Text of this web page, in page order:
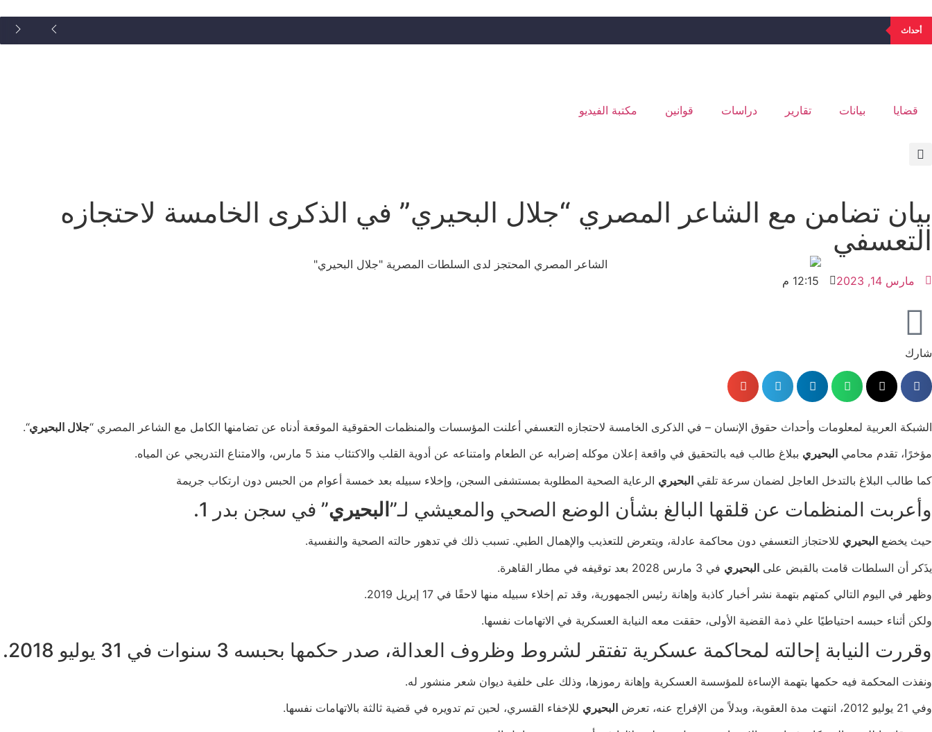
أحداث
قضايا بيانات تقارير دراسات قوانين مكتبة الفيديو
بيان تضامن مع الشاعر المصري “جلال البحيري” في الذكرى الخامسة لاحتجازه
التعسفي
مارس 14, 2023 12:15 م
شارك
الشبكة العربية لمعلومات وأحداث حقوق الإنسان – في الذكرى الخامسة لاحتجازه التعسفي أعلنت المؤسسات والمنظمات الحقوقية الموقعة أدناه عن تضامنها الكامل مع الشاعر المصري “جلال البحيري“.
مؤخرًا، تقدم محامي البحيري ببلاغ طالب فيه بالتحقيق في واقعة إعلان موكله إضرابه عن الطعام وامتناعه عن أدوية القلب والاكتئاب منذ 5 مارس، والامتناع التدريجي عن المياه.
كما طالب البلاغ بالتدخل العاجل لضمان سرعة تلقي البحيري الرعاية الصحية المطلوبة بمستشفى السجن، وإخلاء سبيله بعد خمسة أعوام من الحبس دون ارتكاب جريمة
وأعربت المنظمات عن قلقها البالغ بشأن الوضع الصحي والمعيشي لـ” البحيري” في سجن بدر 1.
حيث يخضع البحيري للاحتجاز التعسفي دون محاكمة عادلة، ويتعرض للتعذيب والإهمال الطبي. تسبب ذلك في تدهور حالته الصحية والنفسية.
يذَكر أن السلطات قامت بالقبض على البحيري في 3 مارس 2028 بعد توقيفه في مطار القاهرة.
وظهر في اليوم التالي كمتهم بتهمة نشر أخبار كاذبة وإهانة رئيس الجمهورية، وقد تم إخلاء سبيله منها لاحقًا في 17 إبريل 2019.
ولكن أثناء حبسه احتياطيًا علي ذمة القضية الأولى، حققت معه النيابة العسكرية في الاتهامات نفسها.
وقررت النيابة إحالته لمحاكمة عسكرية تفتقر لشروط وظروف العدالة، صدر حكمها بحبسه 3 سنوات في 31 يوليو 2018.
ونفذت المحكمة فيه حكمها بتهمة الإساءة للمؤسسة العسكرية وإهانة رموزها، وذلك على خلفية ديوان شعر منشور له.
وفي 21 يوليو 2012، انتهت مدة العقوبة، وبدلاً من الإفراج عنه، تعرض
البحيري للإخفاء القسري، لحين تم تدويره في قضية ثالثة بالاتهامات نفسها.